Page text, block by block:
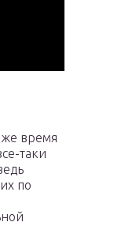
же время
таки
по